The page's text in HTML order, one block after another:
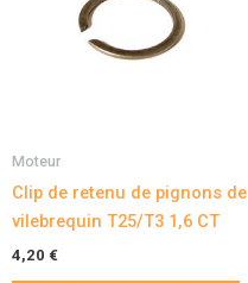
Moteur
Clip de retenu de pignons de
vilebrequin T25/T3 1,6 CT
4,20 €